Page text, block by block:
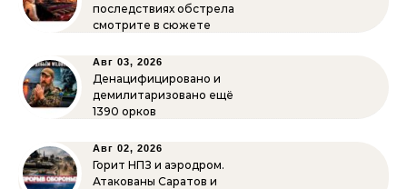
последствиях обстрела
смотрите в сюжете
Авг 03, 2026
Денацифицировано и
демилитаризовано ещё
1390 орков
Авг 02, 2026
Горит НПЗ и аэродром.
Атакованы Саратов и